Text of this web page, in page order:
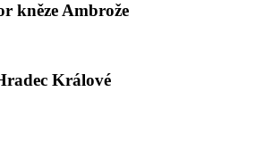
kněze Ambrože
Králové